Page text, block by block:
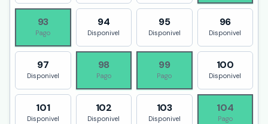
93
Pago
94
Disponivel
95
Disponivel
96
Disponivel
97
Disponivel
98
Pago
99
Pago
100
Disponivel
101
Disponivel
102
Disponivel
103
Disponivel
104
Pago